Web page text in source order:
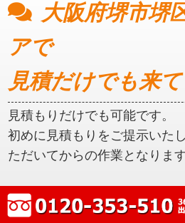
大阪府堺市堺
アで
見積だけでも来
見積もりだけでも可能です。
初めに見積もりをご提示いた
ただいてからの作業となります
大阪府堺市堺